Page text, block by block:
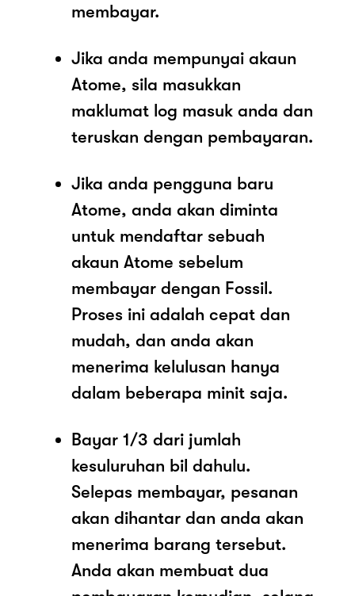
membayar.
Jika anda mempunyai akaun
Atome, sila masukkan
maklumat log masuk anda dan
teruskan dengan pembayaran.
Jika anda pengguna baru
Atome, anda akan diminta
untuk mendaftar sebuah
akaun Atome sebelum
membayar dengan Fossil.
Proses ini adalah cepat dan
mudah, dan anda akan
menerima kelulusan hanya
dalam beberapa minit saja.
Bayar 1/3 dari jumlah
kesuluruhan bil dahulu.
Selepas membayar, pesanan
akan dihantar dan anda akan
menerima barang tersebut.
Anda akan membuat dua